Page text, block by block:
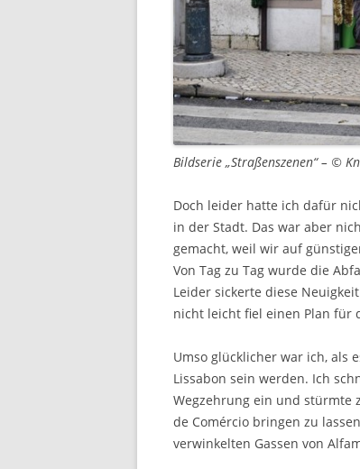
Bildserie „Straßenszenen“ – ©
Doch leider hatte ich dafür
in der Stadt. Das war aber
gemacht, weil wir auf
Von Tag zu Tag wurde die
Leider sickerte diese
nicht leicht fiel einen Plan für
Umso glücklicher war ich, als
Lissabon sein werden. Ich
Wegzehrung ein und stürmte
de Comércio bringen zu
verwinkelten Gassen von